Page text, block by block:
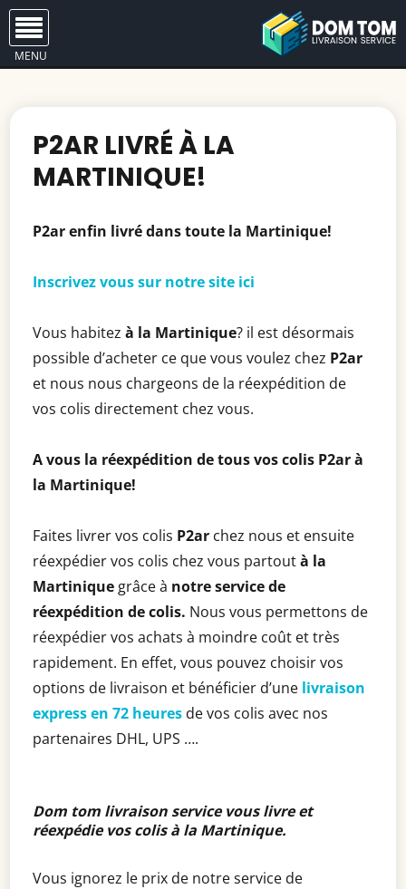
MENU
P2AR LIVRÉ À LA
MARTINIQUE!
P2arenfin livré dans toute la Martinique!
Inscrivez vous sur notre site ici
Vous habitezà la Martinique? il est désormais
possible d’acheter ce que vous voulez chez P2ar
et nous nous chargeons de la réexpédition de
vos colis directement chez vous.
A vous la réexpédition de tous vos colis P2arà
la Martinique!
Faites livrer vos colis P2ar chez nous et ensuite
réexpédier vos colis chez vous partoutà la
Martinique grâce à notre service de
réexpédition de colis. Nous vous permettons de
réexpédier vos achats à moindre coût et très
rapidement. En effet, vous pouvez choisir vos
options de livraison et bénéficier d’une livraison
express en 72 heures de vos colis avec nos
partenaires DHL, UPS ….
Dom tom livraison service vous livre et
réexpédie vos colis à la Martinique.
Vous ignorez le prix de notre service de